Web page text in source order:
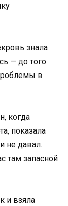
знала
— до того
в
когда
показала
не давал.
там запасной
и взяла